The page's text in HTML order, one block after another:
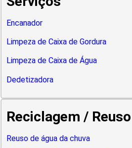
Encanador
Limpeza de Caixa de Gordura
Limpeza de Caixa de Água
Dedetizadora
Reciclagem / Reuso
Reuso de água da chuva